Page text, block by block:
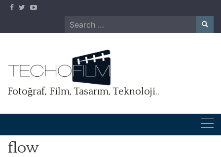
Skip
Search
for:
Fotoğraf, Film, Tasarım, Teknoloji..
flow